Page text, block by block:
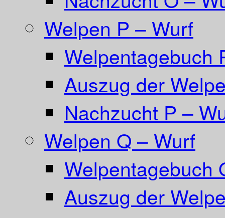
Welpen P – Wurf
Welpentagebuch
Auszug der
Nachzucht P –
Welpen Q – Wurf
Welpentagebuch
Auszug der